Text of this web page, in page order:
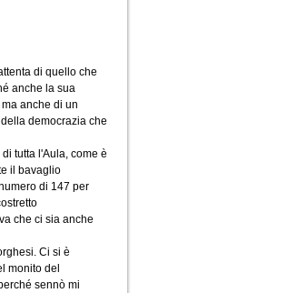
di quello che
anche la sua
anche di un
democrazia che
tutta l'Aula, come è
il bavaglio
di 147 per
che ci sia anche
Ci si è
monito del
sennò mi